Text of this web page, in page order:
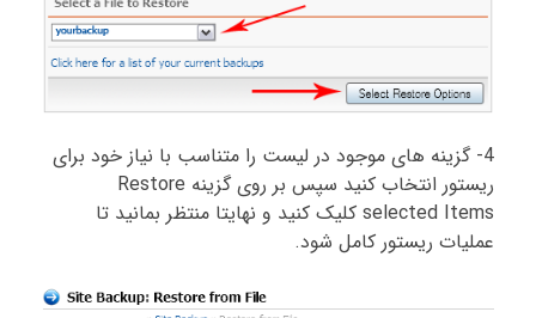
4- گزینه های موجود در لیست را متناسب با نیاز خود برای
ریستور انتخاب کنید سپس بر روی گزینه Restore
selected Items کلیک کنید و نهایتا منتظر بمانید تا
عملیات ریستور کامل شود.